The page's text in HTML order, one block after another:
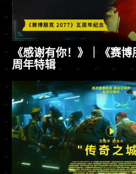
《感谢有你！》｜《赛博
周年特辑